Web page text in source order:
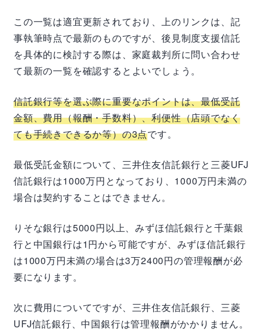
この一覧は適宜更新されており、上のリンクは、記
事執筆時点で最新のものですが、後見制度支援信託
を具体的に検討する際は、家庭裁判所に問い合わせ
て最新の一覧を確認するとよいでしょう。
信託銀行等を選ぶ際に重要なポイントは、最低受託
金額、費用（報酬・手数料）、利便性（店頭でなく
ても手続きできるか等）の3点です。
最低受託金額について、三井住友信託銀行と三菱UFJ
信託銀行は1000万円となっており、1000万円未満の
場合は契約することはできません。
りそな銀行は5000円以上、みずほ信託銀行と千葉銀
行と中国銀行は1円から可能ですが、みずほ信託銀行
は1000万円未満の場合は3万2400円の管理報酬が必
要になります。
次に費用についてですが、三井住友信託銀行、三菱
UFJ信託銀行、中国銀行は管理報酬がかかりません。